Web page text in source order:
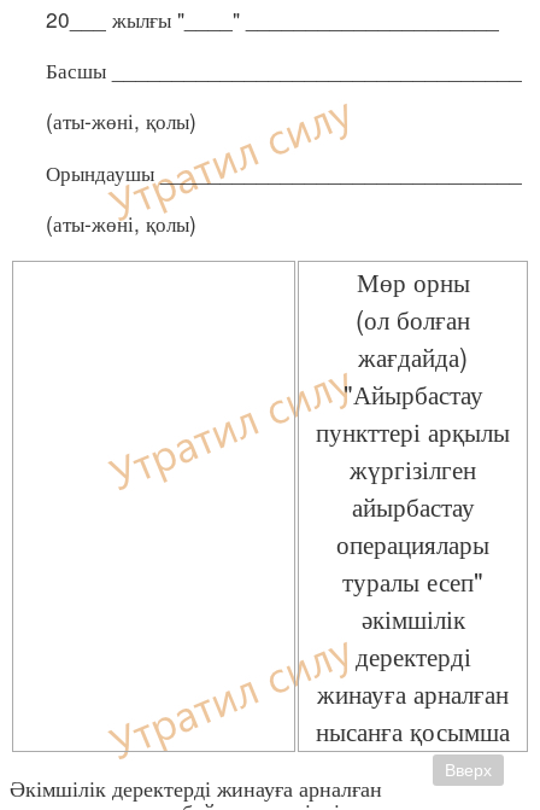
20___ жылғы "____" _____________________
Басшы __________________________________
(аты-жөні, қолы)
Орындаушы ______________________________
(аты-жөні, қолы)
Мөр орны
(ол болған
жағдайда)
"Айырбастау
пункттері арқылы
жүргізілген
айырбастау
операциялары
туралы есеп"
әкімшілік
деректерді
жинауға арналған
нысанға қосымша
Әкімшілік деректерді жинауға арналған
Вверх